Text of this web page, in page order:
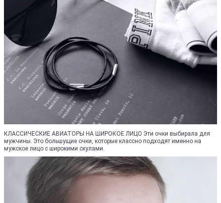
КЛАССИЧЕСКИЕ АВИАТОРЫ НА ШИРОКОЕ ЛИЦО Эти очки выбирала для
мужчины. Это большущие очки, которые классно подходят именно на
мужское лицо с широкими скулами.